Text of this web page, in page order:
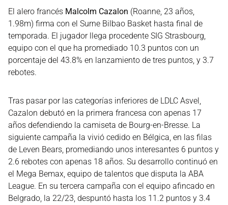
El alero francés Malcolm Cazalon (Roanne, 23 años,
1.98m) firma con el Surne Bilbao Basket hasta final de
temporada. El jugador llega procedente SIG Strasbourg,
equipo con el que ha promediado 10.3 puntos con un
porcentaje del 43.8% en lanzamiento de tres puntos, y 3.7
rebotes.
Tras pasar por las categorías inferiores de LDLC Asvel,
Cazalon debutó en la primera francesa con apenas 17
años defendiendo la camiseta de Bourg-en-Bresse. La
siguiente campaña la vivió cedido en Bélgica, en las filas
de Leven Bears, promediando unos interesantes 6 puntos y
2.6 rebotes con apenas 18 años. Su desarrollo continuó en
el Mega Bemax, equipo de talentos que disputa la ABA
League. En su tercera campaña con el equipo afincado en
Belgrado, la 22/23, despuntó hasta los 11.2 puntos y 3.4